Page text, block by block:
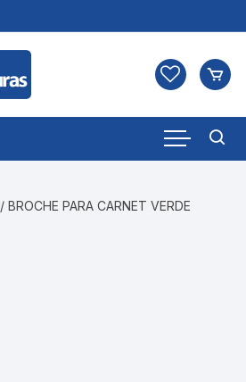
/ BROCHE PARA CARNET VERDE